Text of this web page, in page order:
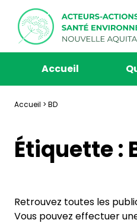
Accueil
Accueil > BD
Étiquette :
Retrouvez toutes les
Vous pouvez effectuer